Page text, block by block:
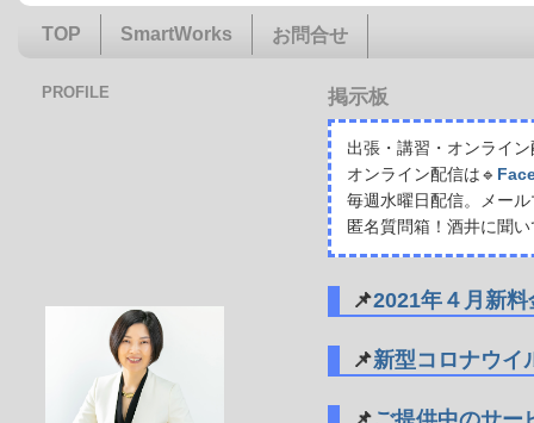
TOP SmartWorks お問合せ
掲示板
出張・講習・オンライ
オンライン配信は🔹
毎週水曜日配信。メー
匿名質問箱！酒井に聞
📌2021年４月新
📌新型コロナウイ
PROFILE